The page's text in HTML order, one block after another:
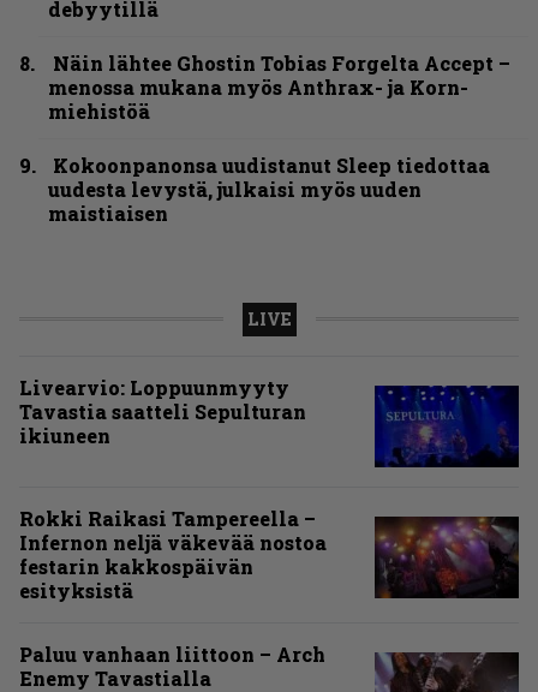
debyytillä
Näin lähtee Ghostin Tobias Forgelta Accept –
menossa mukana myös Anthrax- ja Korn-
miehistöä
Kokoonpanonsa uudistanut Sleep tiedottaa
uudesta levystä, julkaisi myös uuden
maistiaisen
LIVE
Livearvio: Loppuunmyyty
Tavastia saatteli Sepulturan
ikiuneen
Rokki Raikasi Tampereella –
Infernon neljä väkevää nostoa
festarin kakkospäivän
esityksistä
Paluu vanhaan liittoon – Arch
Enemy Tavastialla